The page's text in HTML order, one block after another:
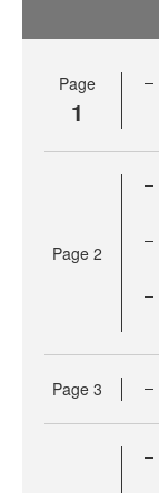
Page
1
Page 2
Page 3